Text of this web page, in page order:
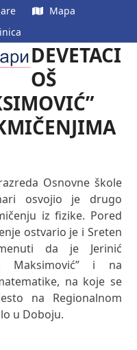
Mapa
DEVETACI
OŠ
Osnovne škole
osvojio je drugo
iz fizike. Pored
ostvario je i Sreten
da je Jerinić
Maksimović” i na
na koje se
na Regionalnom
u Doboju.